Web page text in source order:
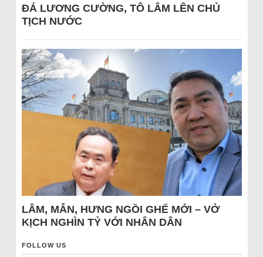
ĐÁ LƯƠNG CƯỜNG, TÔ LÂM LÊN CHỦ
TỊCH NƯỚC
LÂM, MẪN, HƯNG NGỒI GHẾ MỚI – VỞ
KỊCH NGHÌN TỶ VỚI NHÂN DÂN
FOLLOW US